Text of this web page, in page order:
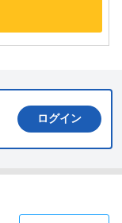
ログイン